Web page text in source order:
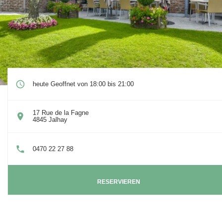
heute Geoffnet von 18:00 bis 21:00
17 Rue de la Fagne
4845 Jalhay((öffnet ein neues Fenster))
0470 22 27 88
RESERVIEREN